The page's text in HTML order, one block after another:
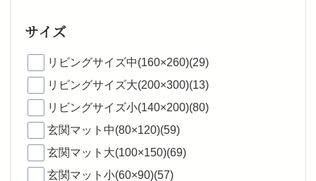
サイズ
リビングサイズ中(160×260)(29)
リビングサイズ大(200×300)(13)
リビングサイズ小(140×200)(80)
玄関マット中(80×120)(59)
玄関マット大(100×150)(69)
玄関マット小(60×90)(57)